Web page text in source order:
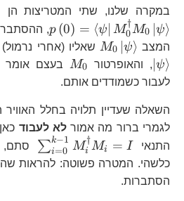
במקרה שלנו, שתי המטריצות הן
p (0) = ⟨ψ∣ M0
†M0 ∣ψ⟩
,
המצב
M0 ∣ψ⟩ שאליו (אחרי
∣ψ⟩ , והאופרטור M0 בעצם אומר
לעבור כשמודדים אותם.
השאלה שעדיין תלויה בחלל
לגמרי ברור מה אמורלא לעבוד
התנאי
\sum_{i=0}^{k-
∑i=0
k−1 Mi
†Mi = I
סתם,
כלשהי. המטרה פשוטה: להראות
p\left(i\right)
הסתברות.